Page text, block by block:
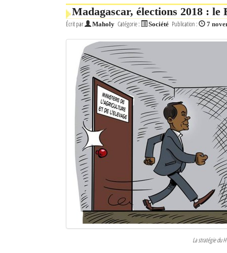
L'actualité du tourisme
Les Petites Annonces
La Tribune de Diego en PDF
Madagascar, élections 2018 :
Écrit par Maholy Catégorie : Société Publication : 7
La stratégie du